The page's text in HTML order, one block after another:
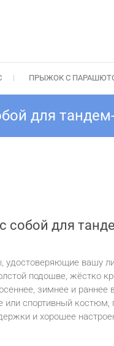
с
ПРЫЖОК С
для
собой для
удостоверяющие вашу
подошве, жёстко
зимнее и раннее
или спортивный
и хорошее